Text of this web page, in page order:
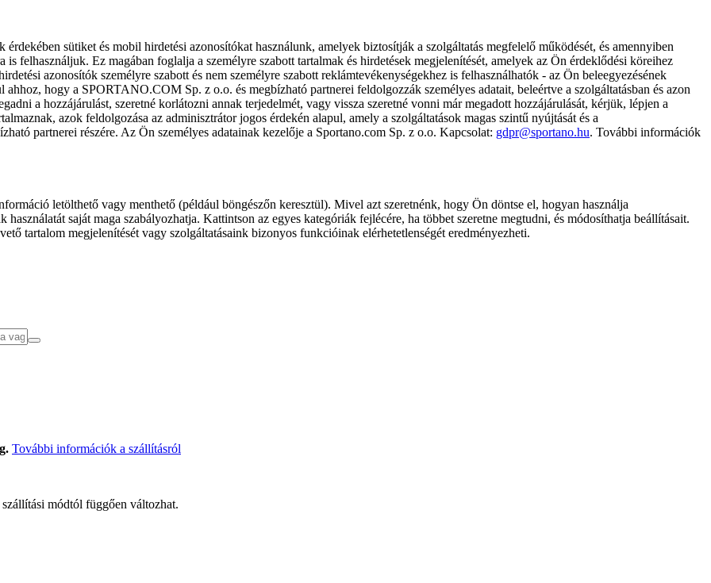
sütiket és mobil hirdetési azonosítókat használunk, amelyek biztosítják a szolgáltatás megfelelő működését, és amennyiben
is felhasználjuk. Ez magában foglalja a személyre szabott tartalmak és hirdetések megjelenítését, amelyek az Ön érdeklődési köreihez
azonosítók személyre szabott és nem személyre szabott reklámtevékenységekhez is felhasználhatók - az Ön beleegyezésének
hogy a SPORTANO.COM Sp. z o.o. és megbízható partnerei feldolgozzák személyes adatait, beleértve a szolgáltatásban és azon
a hozzájárulást, szeretné korlátozni annak terjedelmét, vagy vissza szeretné vonni már megadott hozzájárulását, kérjük, lépjen a
azok feldolgozása az adminisztrátor jogos érdekén alapul, amely a szolgáltatások magas szintű nyújtását és a
partnerei részére. Az Ön személyes adatainak kezelője a Sportano.com Sp. z o.o. Kapcsolat: gdpr@sportano.hu. További információk
letölthető vagy menthető (például böngészőn keresztül). Mivel azt szeretnénk, hogy Ön döntse el, hogyan használja
saját maga szabályozhatja. Kattintson az egyes kategóriák fejlécére, ha többet szeretne megtudni, és módosíthatja beállításait.
tartalom megjelenítését vagy szolgáltatásaink bizonyos funkcióinak elérhetetlenségét eredményezheti.
További információk a szállításról
módtól függően változhat.